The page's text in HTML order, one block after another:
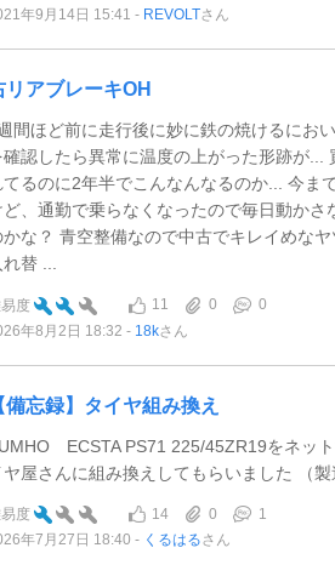
年9月14日 15:41
REVOLTさん
リアブレーキOH
間ほど前に走行後に妙に鉄の焼けるにお
確認したら異常に温度の上がった形跡が...
てるのに2年半でこんなんなるのか... 今ま
ど、通勤で乗らなくなったので毎日動かさ
かな？ 青空整備なので中古でキレイめな
れ替 ...
度 11 0
0
年8月2日 18:32
18kさん
備忘録】タイヤ組み換え
ECSTA PS71 225/45ZR19をネッ
ヤ屋さんに組み換えしてもらいました （
度 14 0
1
年7月27日 18:40
くるはるさん